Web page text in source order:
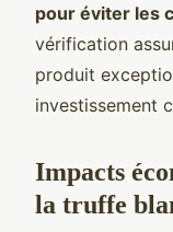
pour éviter les
vérification
produit
investissement
Impacts
la truffe